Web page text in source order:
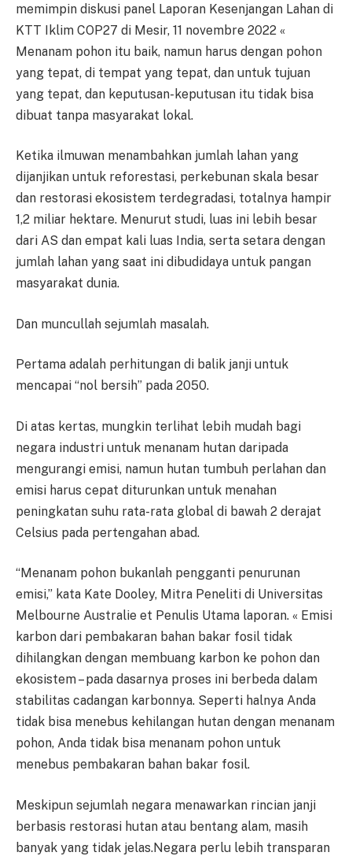
memimpin diskusi panel Laporan Kesenjangan Lahan di
KTT Iklim COP27 di Mesir, 11 novembre 2022 «
Menanam pohon itu baik, namun harus dengan pohon
yang tepat, di tempat yang tepat, dan untuk tujuan
yang tepat, dan keputusan-keputusan itu tidak bisa
dibuat tanpa masyarakat lokal.
Ketika ilmuwan menambahkan jumlah lahan yang
dijanjikan untuk reforestasi, perkebunan skala besar
dan restorasi ekosistem terdegradasi, totalnya hampir
1,2 miliar hektare. Menurut studi, luas ini lebih besar
dari AS dan empat kali luas India, serta setara dengan
jumlah lahan yang saat ini dibudidaya untuk pangan
masyarakat dunia.
Dan muncullah sejumlah masalah.
Pertama adalah perhitungan di balik janji untuk
mencapai “nol bersih” pada 2050.
Di atas kertas, mungkin terlihat lebih mudah bagi
negara industri untuk menanam hutan daripada
mengurangi emisi, namun hutan tumbuh perlahan dan
emisi harus cepat diturunkan untuk menahan
peningkatan suhu rata-rata global di bawah 2 derajat
Celsius pada pertengahan abad.
“Menanam pohon bukanlah pengganti penurunan
emisi,” kata Kate Dooley, Mitra Peneliti di Universitas
Melbourne Australie et Penulis Utama laporan. « Emisi
karbon dari pembakaran bahan bakar fosil tidak
dihilangkan dengan membuang karbon ke pohon dan
ekosistem – pada dasarnya proses ini berbeda dalam
stabilitas cadangan karbonnya. Seperti halnya Anda
tidak bisa menebus kehilangan hutan dengan menanam
pohon, Anda tidak bisa menanam pohon untuk
menebus pembakaran bahan bakar fosil.
Meskipun sejumlah negara menawarkan rincian janji
berbasis restorasi hutan atau bentang alam, masih
banyak yang tidak jelas.Negara perlu lebih transparan